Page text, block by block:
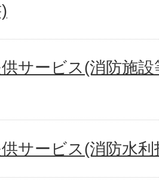
サービス(消防施
サービス(消防水